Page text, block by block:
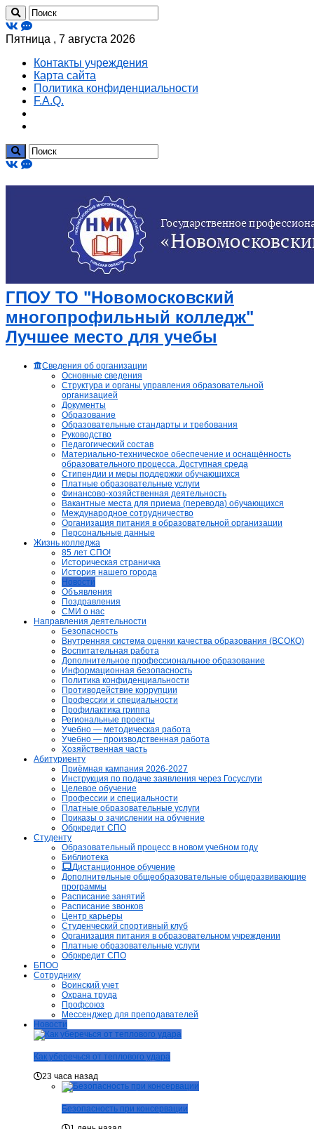
Пятница , 7 августа 2026
Контакты учреждения
Карта сайта
Политика конфиденциальности
F.A.Q.
ГПОУ ТО "Новомосковский
многопрофильный колледж"
Лучшее место для учебы
Сведения об организации
Основные сведения
Структура и органы управления образовательной
организацией
Документы
Образование
Образовательные стандарты и требования
Руководство
Педагогический состав
Материально-техническое обеспечение и оснащённость
образовательного процесса. Доступная среда
Стипендии и меры поддержки обучающихся
Платные образовательные услуги
Финансово-хозяйственная деятельность
Вакантные места для приема (перевода) обучающихся
Международное сотрудничество
Организация питания в образовательной организации
Персональные данные
Жизнь колледжа
85 лет СПО!
Историческая страничка
История нашего города
Новости
Объявления
Поздравления
СМИ о нас
Направления деятельности
Безопасность
Внутренняя система оценки качества образования (ВСОКО)
Воспитательная работа
Дополнительное профессиональное образование
Информационная безопасность
Политика конфиденциальности
Противодействие коррупции
Профессии и специальности
Профилактика гриппа
Региональные проекты
Учебно — методическая работа
Учебно — производственная работа
Хозяйственная часть
Абитуриенту
Приёмная кампания 2026-2027
Инструкция по подаче заявления через Госуслуги
Целевое обучение
Профессии и специальности
Платные образовательные услуги
Приказы о зачислении на обучение
Обркредит СПО
Студенту
Образовательный процесс в новом учебном году
Библиотека
Дистанционное обучение
Дополнительные общеобразовательные общеразвивающие
программы
Расписание занятий
Расписание звонков
Центр карьеры
Студенческий спортивный клуб
Организация питания в образовательном учреждении
Платные образовательные услуги
Обркредит СПО
БПОО
Сотруднику
Воинский учет
Охрана труда
Профсоюз
Мессенджер для преподавателей
Новости
Как уберечься от теплового удара
23 часа назад
Безопасность при консервации